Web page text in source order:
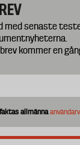
med senaste
kommer en
allmänna